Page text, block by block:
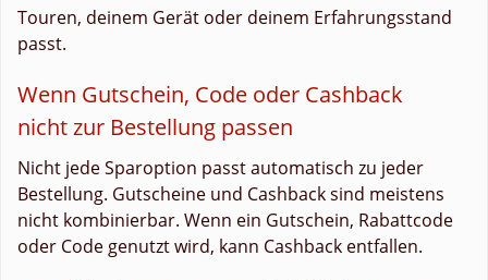
Touren, deinem Gerät oder deinem Erfahrungsstand
passt.
Wenn Gutschein, Code oder Cashback
nicht zur Bestellung passen
Nicht jede Sparoption passt automatisch zu jeder
Bestellung. Gutscheine und Cashback sind meistens
nicht kombinierbar. Wenn ein Gutschein, Rabattcode
oder Code genutzt wird, kann Cashback entfallen.